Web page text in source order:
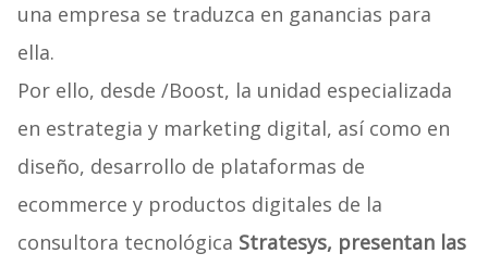
una empresa se traduzca en ganancias para
ella.
Por ello, desde /Boost, la unidad especializada
en estrategia y marketing digital, así como en
diseño, desarrollo de plataformas de
ecommerce y productos digitales de la
consultora tecnológica Stratesys, presentan las